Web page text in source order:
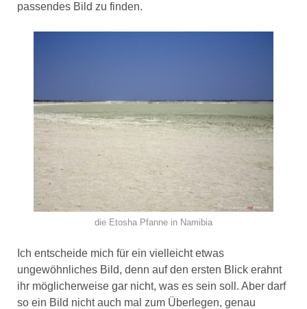
passendes Bild zu finden.
die Etosha Pfanne in Namibia
Ich entscheide mich für ein vielleicht etwas
ungewöhnliches Bild, denn auf den ersten Blick erahnt
ihr möglicherweise gar nicht, was es sein soll. Aber darf
so ein Bild nicht auch mal zum Überlegen, genau